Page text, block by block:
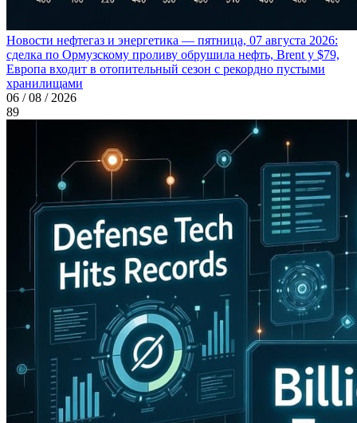
Новости нефтегаз и энергетика — пятница, 07 августа 2026:
сделка по Ормузскому проливу обрушила нефть, Brent у $79,
Европа входит в отопительный сезон с рекордно пустыми
хранилищами
06 / 08 / 2026
89